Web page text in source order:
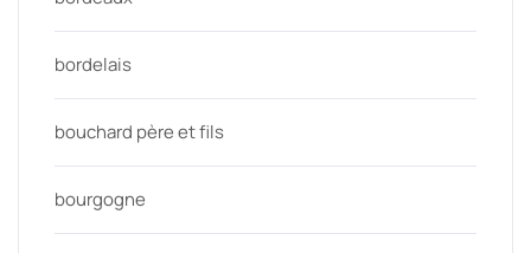
bordelais
bouchard père et fils
bourgogne